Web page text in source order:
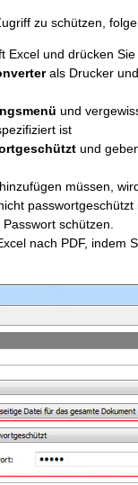
zu schützen,
Excel und drücken
als Drucker
und
ist
und
müssen,
schützen.
nach PDF, indem